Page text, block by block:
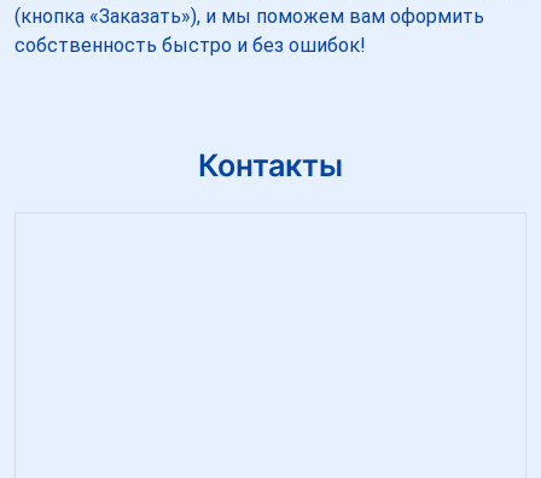
(кнопка «Заказать»), и мы поможем вам оформить
собственность быстро и без ошибок!
Контакты